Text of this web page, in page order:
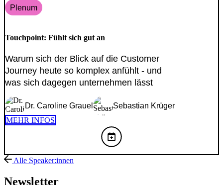
Plenum
Touchpoint: Fühlt sich gut an
Warum sich der Blick auf die Customer
Journey heute so komplex anfühlt - und
was sich dagegen unternehmen lässt
Dr. Caroline Grauel
Sebastian Krüger
MEHR INFOS
Alle Speaker:innen
Newsletter